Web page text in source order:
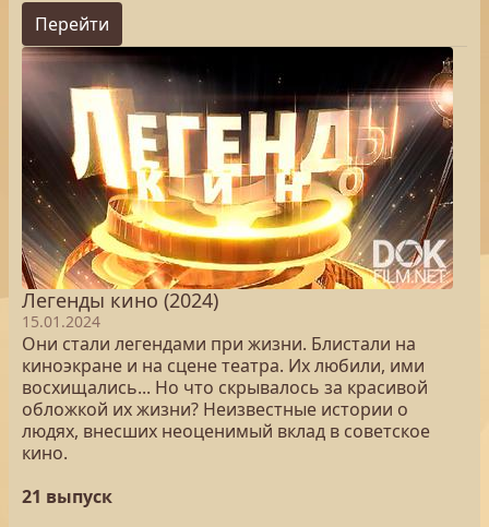
Перейти
Легенды кино (2024)
15.01.2024
Они стали легендами при жизни. Блистали на
киноэкране и на сцене театра. Их любили, ими
восхищались... Но что скрывалось за красивой
обложкой их жизни? Неизвестные истории о
людях, внесших неоценимый вклад в советское
кино.
21 выпуск